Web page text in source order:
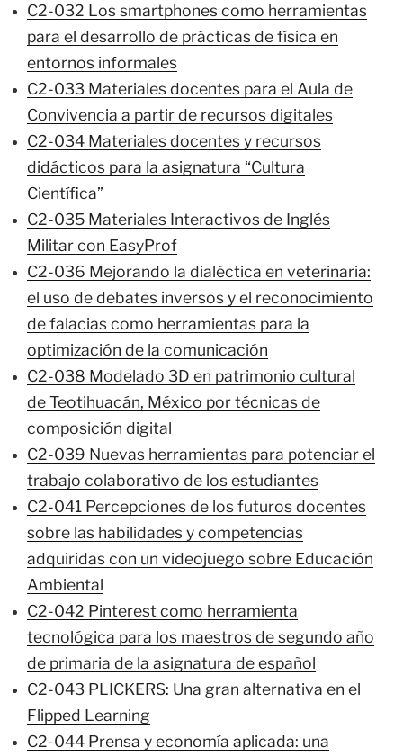
C2-032 Los smartphones como herramientas
para el desarrollo de prácticas de física en
entornos informales
C2-033 Materiales docentes para el Aula de
Convivencia a partir de recursos digitales
C2-034 Materiales docentes y recursos
didácticos para la asignatura “Cultura
Científica”
C2-035 Materiales Interactivos de Inglés
Militar con EasyProf
C2-036 Mejorando la dialéctica en veterinaria:
el uso de debates inversos y el reconocimiento
de falacias como herramientas para la
optimización de la comunicación
C2-038 Modelado 3D en patrimonio cultural
de Teotihuacán, México por técnicas de
composición digital
C2-039 Nuevas herramientas para potenciar el
trabajo colaborativo de los estudiantes
C2-041 Percepciones de los futuros docentes
sobre las habilidades y competencias
adquiridas con un videojuego sobre Educación
Ambiental
C2-042 Pinterest como herramienta
tecnológica para los maestros de segundo año
de primaria de la asignatura de español
C2-043 PLICKERS: Una gran alternativa en el
Flipped Learning
C2-044 Prensa y economía aplicada: una